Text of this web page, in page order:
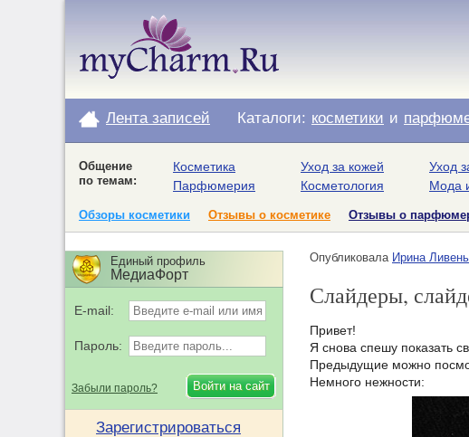
Лента записей Каталоги: косметики и
Общение
по темам:
Косметика
Парфюмерия
Уход за кожей
Косметология
Уход
Мода
Обзоры косметики Отзывы о косметике Отзывы о
Опубликовала Ирина Ливень
Слайдеры,
Привет!
Я снова спешу показать
Предыдущие можно
Немного нежности:
Единый профиль
МедиаФорт
E-mail:
Пароль:
Забыли пароль?
Зарегистрироваться